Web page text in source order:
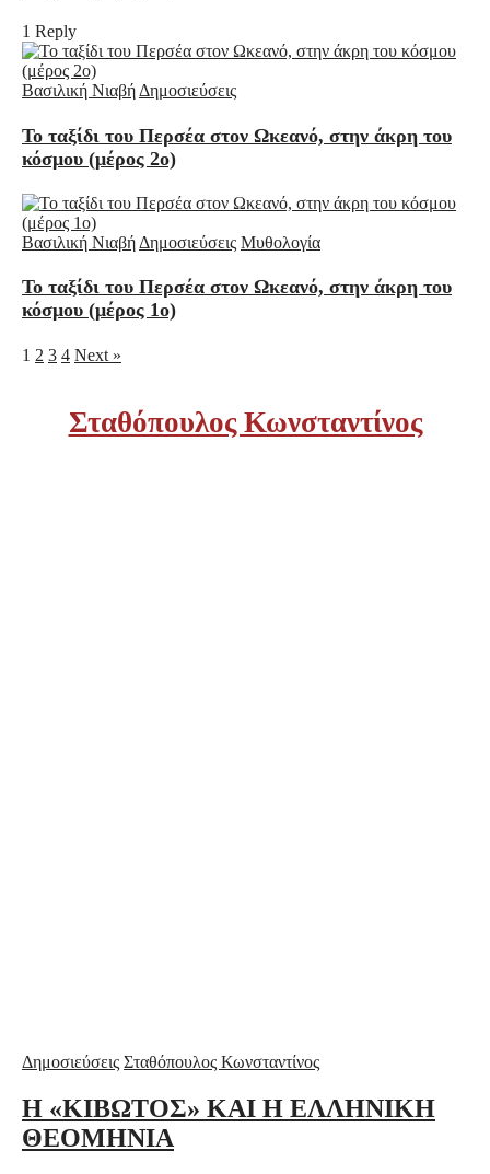
1 Reply
Βασιλική ΝιαβήΔημοσιεύσεις
Το ταξίδι του Περσέα στον Ωκεανό, στην άκρη του
κόσμου (μέρος 2ο)
Βασιλική Νιαβή Δημοσιεύσεις Μυθολογία
Το ταξίδι του Περσέα στον Ωκεανό, στην άκρη του
κόσμου (μέρος 1ο)
1 2 3 4 Next »
Σταθόπουλος Κωνσταντίνος
Δημοσιεύσεις Σταθόπουλος Κωνσταντίνος
Η «ΚΙΒΩΤΟΣ» ΚΑΙ Η ΕΛΛΗΝΙΚΗ
ΘΕΟΜΗΝΙΑ